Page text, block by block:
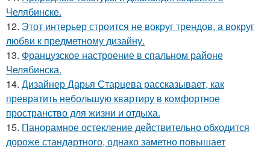
Челябинске.
12. Этот интерьер строится не вокруг трендов, а вокруг
любви к предметному дизайну.
13. Французское настроение в спальном районе
Челябинска.
14. Дизайнер Дарья Старцева рассказывает, как
превратить небольшую квартиру в комфортное
пространство для жизни и отдыха.
15. Панорамное остекление действительно обходится
дороже стандартного, однако заметно повышает